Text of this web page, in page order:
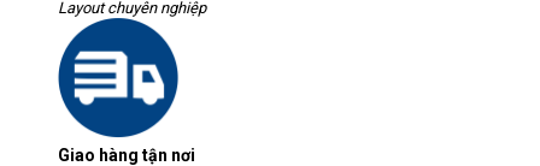
Layout chuyên nghiệp
Giao hàng tận nơi